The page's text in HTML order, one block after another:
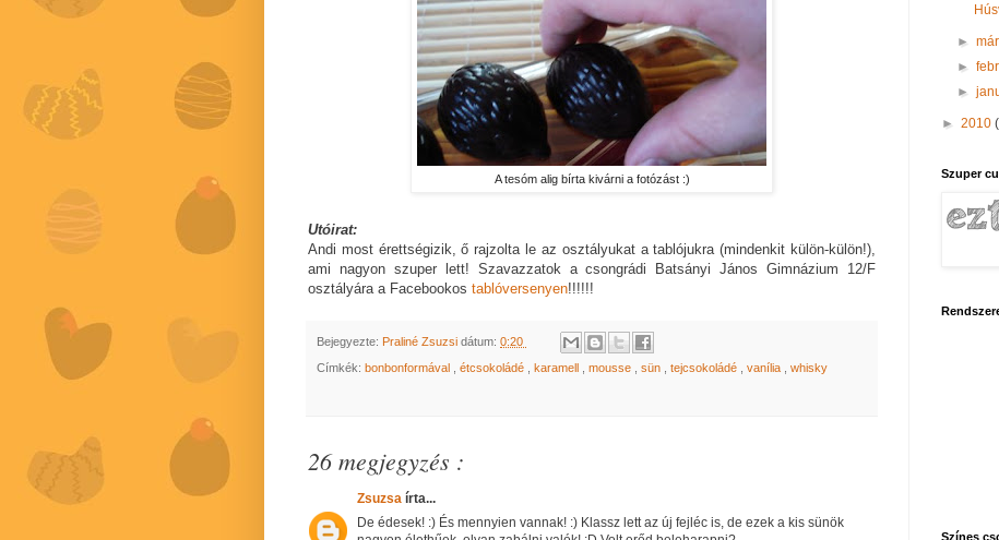
A tesóm alig bírta kivárni a fotózást :)
Utóirat:
Andi most érettségizik, ő rajzolta le az osztályukat a tablójukra (mindenkit külön-külön!),
ami nagyon szuper lett! Szavazzatok a csongrádi Batsányi János Gimnázium 12/F
osztályára a Facebookos tablóversenyen!!!!!!
Bejegyezte: Praliné Zsuzsi dátum: 0:20
Címkék: bonbonformával , étcsokoládé , karamell , mousse , sün , tejcsokoládé , vanília , whisky
26 megjegyzés :
Zsuzsa írta...
De édesek! :) És mennyien vannak! :) Klassz lett az új fejléc is, de ezek a kis sünök
►
►
►
► 2010
Szuper
Színes